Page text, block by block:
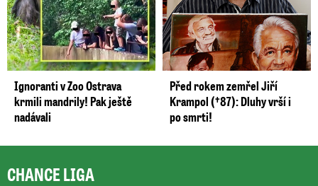
Ignoranti v Zoo Ostrava
krmili mandrily! Pak ještě
nadávali
Před rokem zemřel Jiří
Krampol (†87): Dluhy vrší i
po smrti!
CHANCE LIGA